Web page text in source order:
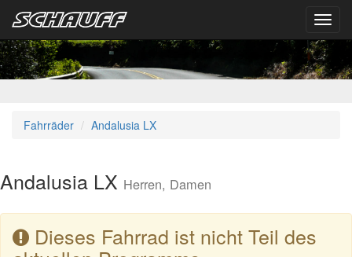
Fahrräder Andalusia LX
Andalusia LX Herren, Damen
Dieses Fahrrad ist nicht Teil des